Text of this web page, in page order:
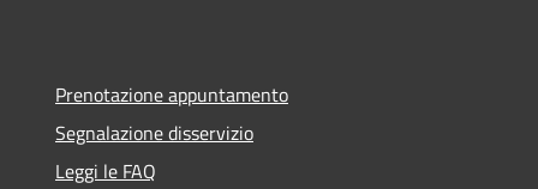
Prenotazione appuntamento
Segnalazione disservizio
Leggi le FAQ